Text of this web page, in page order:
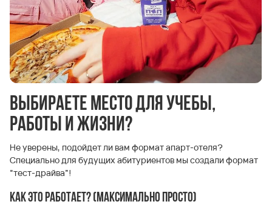
Выбираете место для учебы,
работы и жизни?
Не уверены, подойдет ли вам формат апарт-отеля?
Специально для будущих абитуриентов мы создали формат
“тест-драйва”!
КАК ЭТО РАБОТАЕТ? (Максимально просто)